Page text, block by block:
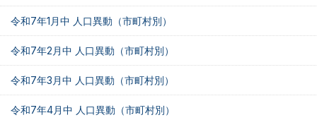
令和7年1月中 人口異動（市町村別）
令和7年2月中 人口異動（市町村別）
令和7年3月中 人口異動（市町村別）
令和7年4月中 人口異動（市町村別）